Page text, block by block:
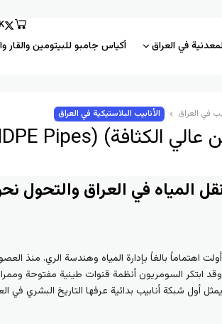
في العراق أكياس جامبو للبيتومين والقار
في العراق الأنابيب البلاستيكية في العراق
نقل المياه في العراق والتحول
اهتماماً بالغاً بإدارة المياه وهندسة الري. منذ
ابتكر السومريون أنظمة قنوات طينية مفتوحة
أول شبكة أنابيب بدائية عرفها التاريخ البشري في